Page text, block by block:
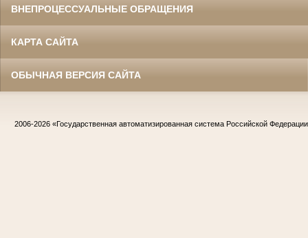
ВНЕПРОЦЕССУАЛЬНЫЕ ОБРАЩЕНИЯ
КАРТА САЙТА
ОБЫЧНАЯ ВЕРСИЯ САЙТА
2006-2026 «Государственная автоматизированная система Российской